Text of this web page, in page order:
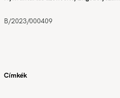
B/2023/000409
Címkék